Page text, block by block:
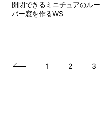
開閉できるミニチュアのルー
バー窓を作るWS
1 2 3